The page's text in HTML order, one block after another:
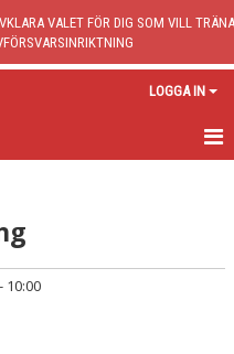
VALET FÖR DIG SOM VILL TRÄNA
LOGGA IN
10:00